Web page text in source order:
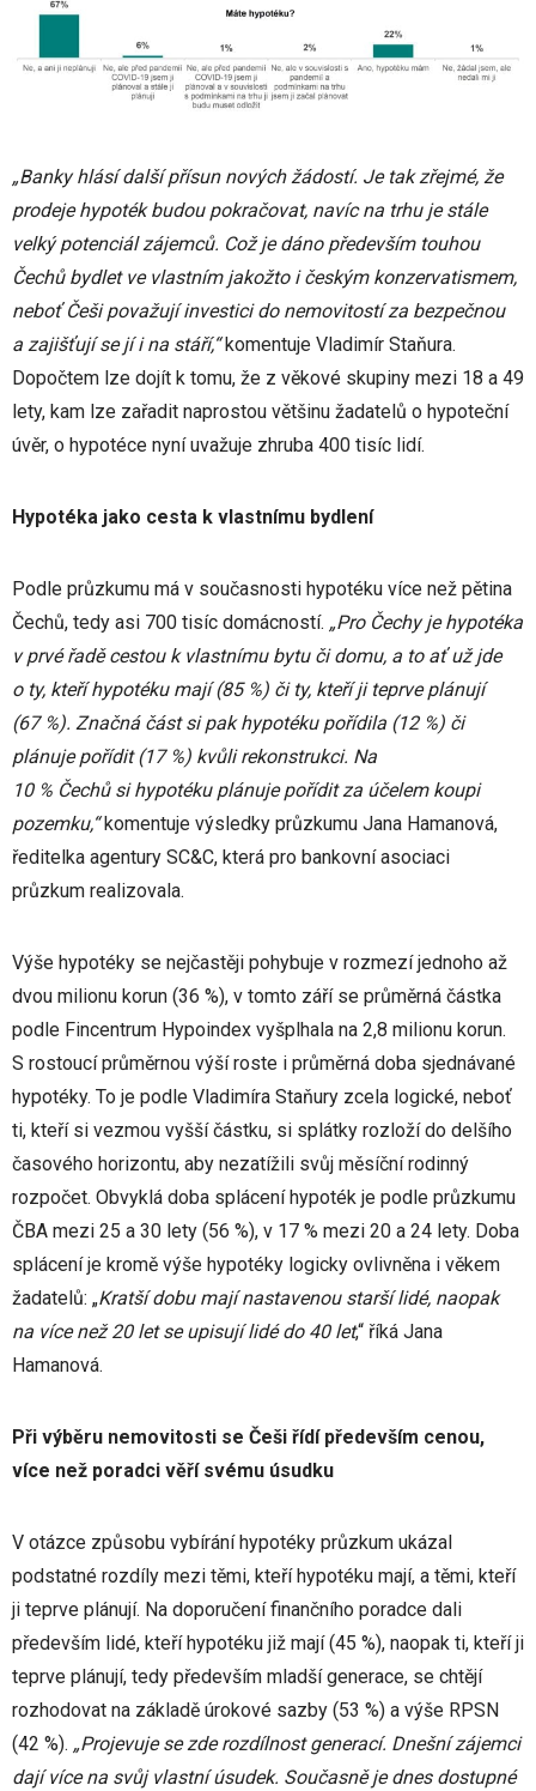
„Banky hlásí další přísun nových žádostí. Je tak zřejmé, že
prodeje hypoték budou pokračovat, navíc na trhu je stále
velký potenciál zájemců. Což je dáno především touhou
Čechů bydlet ve vlastním jakožto i českým konzervatismem,
neboť Češi považují investici do nemovitostí za bezpečnou
a zajišťují se jí i na stáří,“komentuje Vladimír Staňura.
Dopočtem lze dojít k tomu, že z věkové skupiny mezi 18 a 49
lety, kam lze zařadit naprostou většinu žadatelů o hypoteční
úvěr, o hypotéce nyní uvažuje zhruba 400 tisíc lidí.
Hypotéka jako cesta k vlastnímu bydlení
Podle průzkumu má v současnosti hypotéku více než pětina
Čechů, tedy asi 700 tisíc domácností. „Pro Čechy je hypotéka
v prvé řadě cestou k vlastnímu bytu či domu, a to ať už jde
o ty, kteří hypotéku mají (85 %) či ty, kteří ji teprve plánují
(67 %). Značná část si pak hypotéku pořídila (12 %) či
plánuje pořídit (17 %) kvůli rekonstrukci. Na
10 % Čechů si hypotéku plánuje pořídit za účelem koupi
pozemku,“komentuje výsledky průzkumu Jana Hamanová,
ředitelka agentury SC&C, která pro bankovní asociaci
průzkum realizovala.
Výše hypotéky se nejčastěji pohybuje v rozmezí jednoho až
dvou milionu korun (36 %), v tomto září se průměrná částka
podle Fincentrum Hypoindex vyšplhala na 2,8 milionu korun.
S rostoucí průměrnou výší roste i průměrná doba sjednávané
hypotéky. To je podle Vladimíra Staňury zcela logické, neboť
ti, kteří si vezmou vyšší částku, si splátky rozloží do delšího
časového horizontu, aby nezatížili svůj měsíční rodinný
rozpočet. Obvyklá doba splácení hypoték je podle průzkumu
ČBA mezi 25 a 30 lety (56 %), v 17 % mezi 20 a 24 lety. Doba
splácení je kromě výše hypotéky logicky ovlivněna i věkem
žadatelů: „Kratší dobu mají nastavenou starší lidé, naopak
na více než 20 let se upisují lidé do 40 let,“ říká Jana
Hamanová.
Při výběru nemovitosti se Češi řídí především cenou,
více než poradci věří svému úsudku
V otázce způsobu vybírání hypotéky průzkum ukázal
podstatné rozdíly mezi těmi, kteří hypotéku mají, a těmi, kteří
ji teprve plánují. Na doporučení finančního poradce dali
především lidé, kteří hypotéku již mají (45 %), naopak ti, kteří ji
teprve plánují, tedy především mladší generace, se chtějí
rozhodovat na základě úrokové sazby (53 %) a výše RPSN
(42 %). „Projevuje se zde rozdílnost generací. Dnešní zájemci
dají více na svůj vlastní úsudek. Současně je dnes dostupné